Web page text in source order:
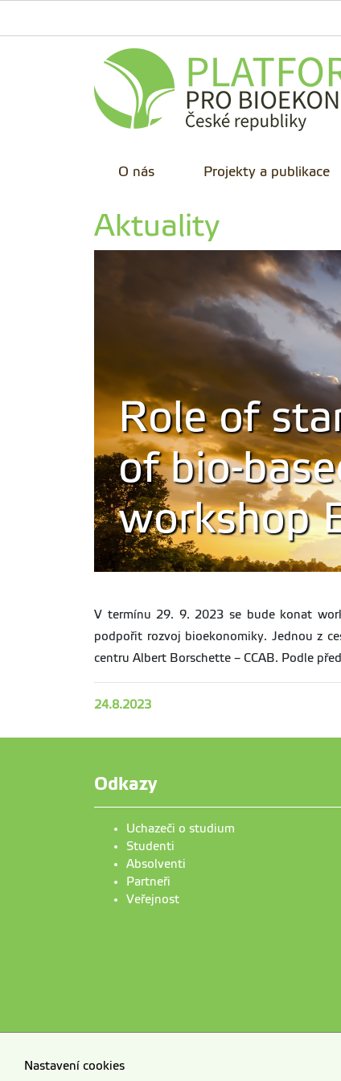
O nás Projekty a publikace
Aktuality
Role of
of bio-
workshop
V termínu 29. 9. 2023 se bude konat
podpořit rozvoj bioekonomiky. Jednou z
centru Albert Borschette – CCAB. Podle
24.8.2023
Odkazy
Uchazeči o studium
Studenti
Absolventi
Partneři
Veřejnost
Nastavení cookies